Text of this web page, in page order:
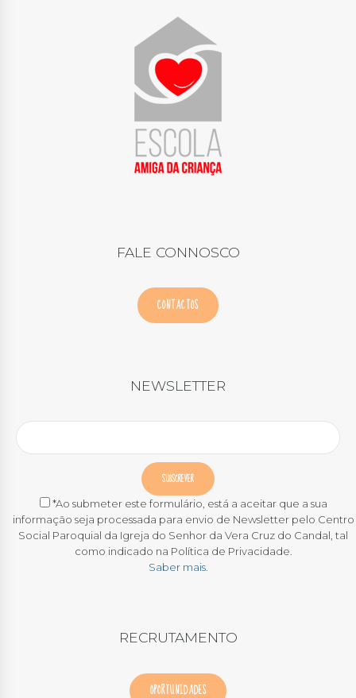
FALE CONNOSCO
CONTACTOS
NEWSLETTER
*Ao submeter este formulário, está a aceitar que a sua
informação seja processada para envio de Newsletter pelo Centro
Social Paroquial da Igreja do Senhor da Vera Cruz do Candal, tal
como indicado na Política de Privacidade.
Saber mais.
RECRUTAMENTO
OPORTUNIDADES